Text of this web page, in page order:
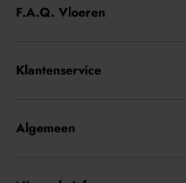
F.A.Q. Vloeren
Klantenservice
Algemeen